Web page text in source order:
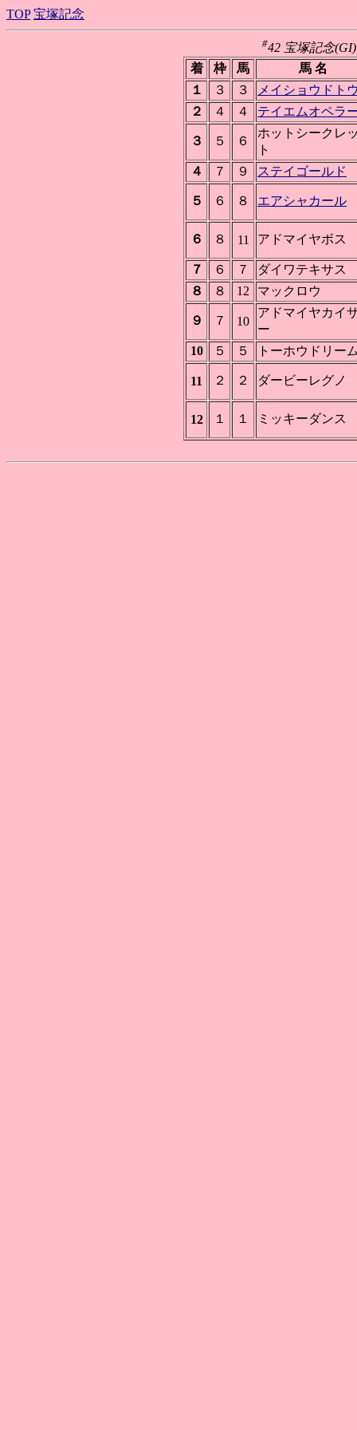
TOP 宝塚記念
#42 宝塚記念
着
枠 馬
馬 名
１
３ ３
メイショウドト
２
４ ４ テイエムオペラ
３ ５ ６
ホットシークレ
ト
４
７ ９ ステイゴールド
５ ６ ８ エアシャカール
６ ８ 11 アドマイヤボス
７ ６ ７
ダイワテキサス
８
８ 12 マックロウ
９ ７ 10
アドマイヤカイ
ー
10
５ ５ トーホウドリー
11 ２ ２ ダービーレグノ
12 １ １ ミッキーダンス